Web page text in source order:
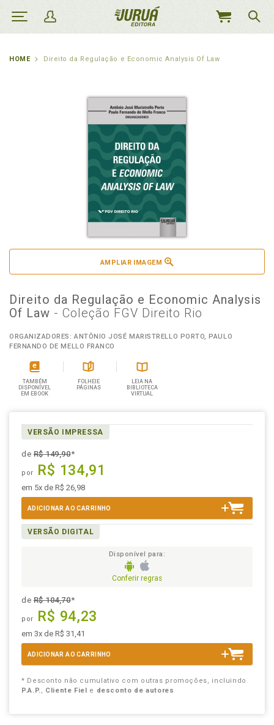
MEU
HOME Direito da Regulação e Economic Analysis Of Law
AMPLIAR IMAGEM
Direito da Regulação e Economic Analysis
Of Law - Coleção FGV Direito Rio
ORGANIZADORES: ANTÔNIO JOSÉ MARISTRELLO PORTO, PAULO
FERNANDO DE MELLO FRANCO
TAMBÉM
DISPONÍVEL
EM EBOOK
FOLHEIE
PÁGINAS
LEIA NA
BIBLIOTECA
VIRTUAL
VERSÃO IMPRESSA
deR$ 149,90*
por R$ 134,91
em 5x de R$ 26,98
ADICIONAR AO CARRINHO
VERSÃO DIGITAL
Disponível para:
Conferir regras
deR$ 104,70*
por R$ 94,23
em 3x de R$ 31,41
ADICIONAR AO CARRINHO
* Desconto não cumulativo com outras promoções, incluindo
P.A.P., Cliente Fiel e desconto de autores